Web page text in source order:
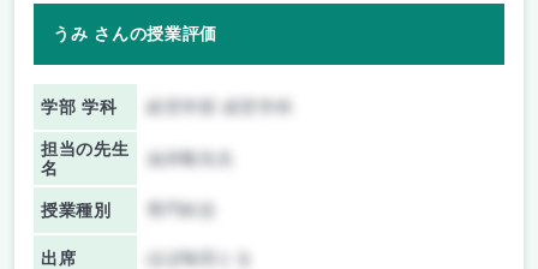
うみ さんの授業評価
学部 学科
担当の先生
名
油井毅先生
授業種別
出席 ほぼ毎回とる